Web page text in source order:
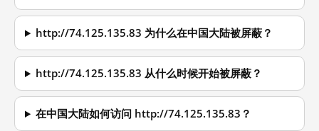
http://74.125.135.83 为什么在中国大陆被屏蔽？
http://74.125.135.83 从什么时候开始被屏蔽？
在中国大陆如何访问 http://74.125.135.83？